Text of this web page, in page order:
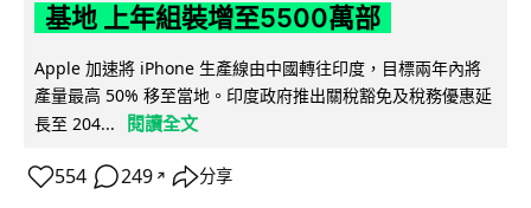
基地 上年組裝增至5500萬部
Apple 加速將 iPhone 生產線由中國轉往印度，目標兩年內將
產量最高 50% 移至當地。印度政府推出關稅豁免及稅務優惠延
長至 204...
閱讀全文
554 249 ↗ 分享